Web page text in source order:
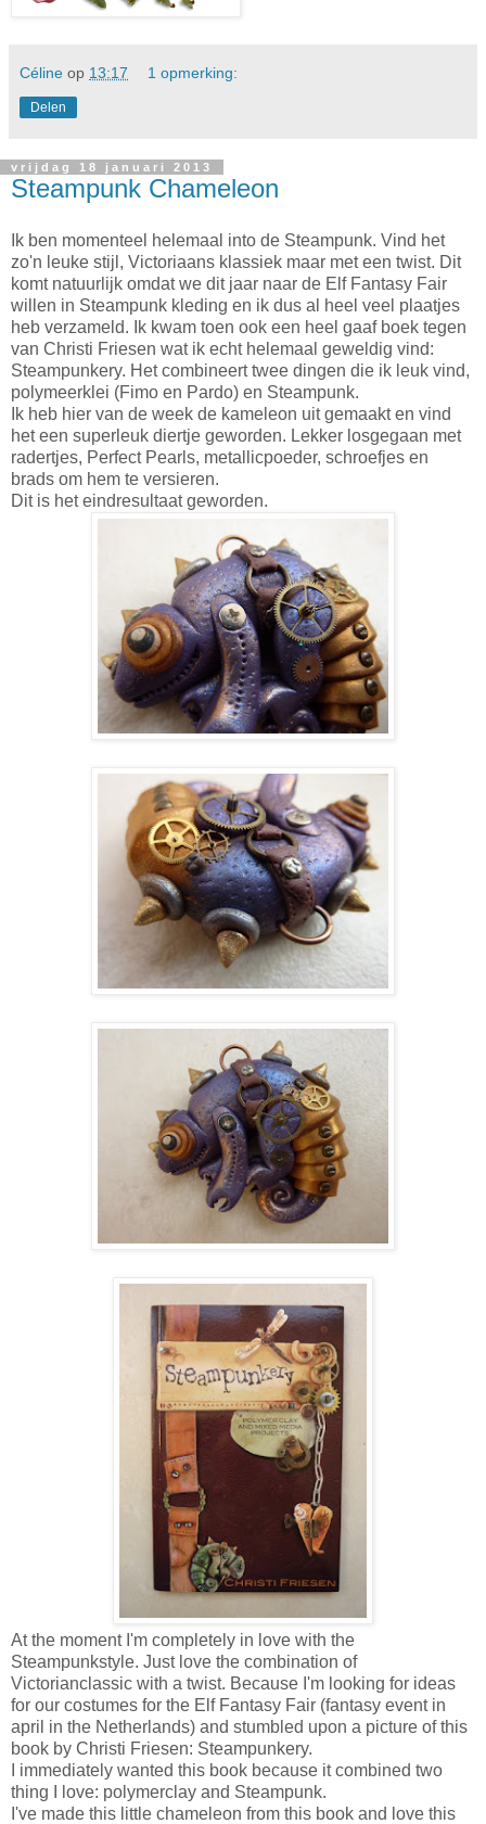
Céline op 13:17 1 opmerking:
Delen
vrijdag 18 januari 2013
Steampunk Chameleon
Ik ben momenteel helemaal into de Steampunk. Vind het
zo'n leuke stijl, Victoriaans klassiek maar met een twist. Dit
komt natuurlijk omdat we dit jaar naar de Elf Fantasy Fair
willen in Steampunk kleding en ik dus al heel veel plaatjes
heb verzameld. Ik kwam toen ook een heel gaaf boek tegen
van Christi Friesen wat ik echt helemaal geweldig vind:
Steampunkery. Het combineert twee dingen die ik leuk vind,
polymeerklei (Fimo en Pardo) en Steampunk.
Ik heb hier van de week de kameleon uit gemaakt en vind
het een superleuk diertje geworden. Lekker losgegaan met
radertjes, Perfect Pearls, metallicpoeder, schroefjes en
brads om hem te versieren.
Dit is het eindresultaat geworden.
At the moment I'm completely in love with the
Steampunkstyle. Just love the combination of
Victorianclassic with a twist. Because I'm looking for ideas
for our costumes for the Elf Fantasy Fair (fantasy event in
april in the Netherlands) and stumbled upon a picture of this
book by Christi Friesen: Steampunkery.
I immediately wanted this book because it combined two
thing I love: polymerclay and Steampunk.
I've made this little chameleon from this book and love this